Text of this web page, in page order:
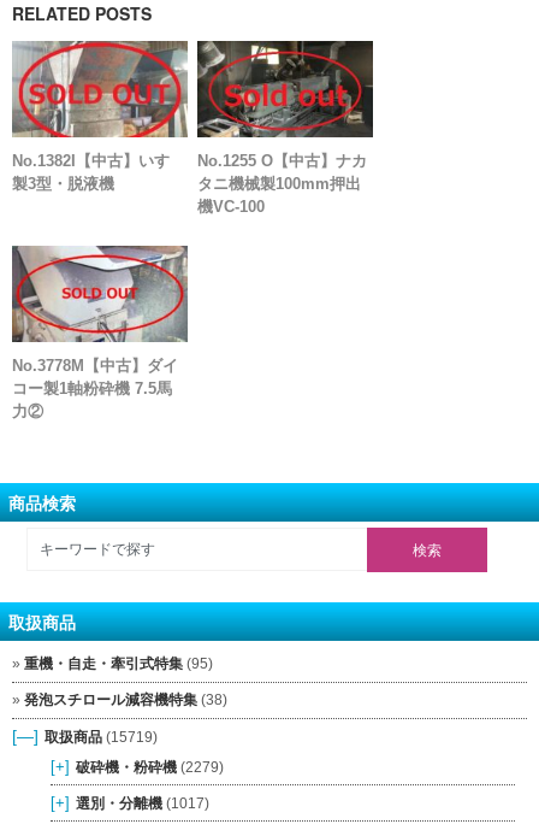
RELATED POSTS
No.1382I【中古】いすゞ
製3型・脱液機
No.1255 O【中古】ナカ
タニ機械製100mm押出
機VC-100
No.3778M【中古】ダイ
コー製1軸粉砕機 7.5馬
力②
商品検索
取扱商品
重機・自走・牽引式特集 (95)
発泡スチロール減容機特集 (38)
[—] 取扱商品 (15719)
[+] 破砕機・粉砕機 (2279)
[+] 選別・分離機 (1017)